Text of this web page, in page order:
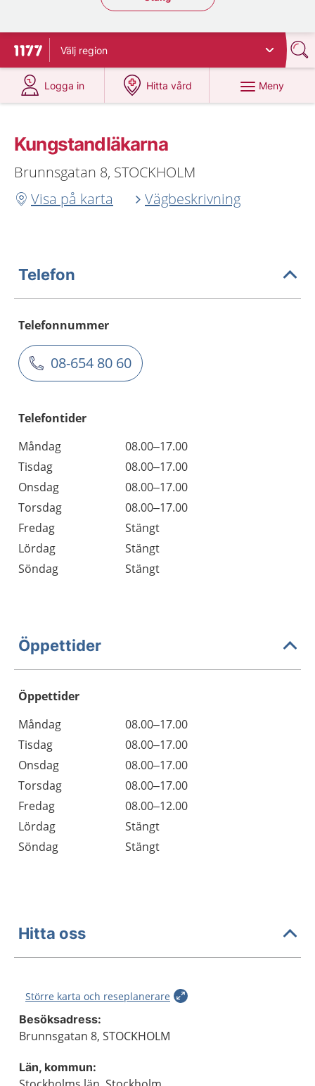
Till startsidan för 1177
Välj region
Logga in
på 1177.se
Hitta vård
på 1177.se
Meny
Kungstandläkarna
Brunnsgatan 8, STOCKHOLM
Visa på karta
Vägbeskrivning
Telefon
Telefonnummer
08-654 80 60
Telefontider
Måndag
08.00–17.00
Tisdag
08.00–17.00
Onsdag
08.00–17.00
Torsdag
08.00–17.00
Fredag
Stängt
Lördag
Stängt
Söndag
Stängt
Öppettider
Öppettider
Dag
Öppettider
Kommentarer
Måndag
08.00–17.00
Tisdag
08.00–17.00
Onsdag
08.00–17.00
Torsdag
08.00–17.00
Fredag
08.00–12.00
Lördag
Stängt
Söndag
Stängt
Hitta oss
Större karta och reseplanerare
Besöksadress:
Brunnsgatan 8, STOCKHOLM
Län, kommun: